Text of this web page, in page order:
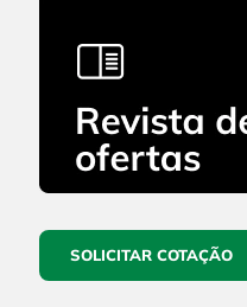
SOLICITAR COTAÇÃO